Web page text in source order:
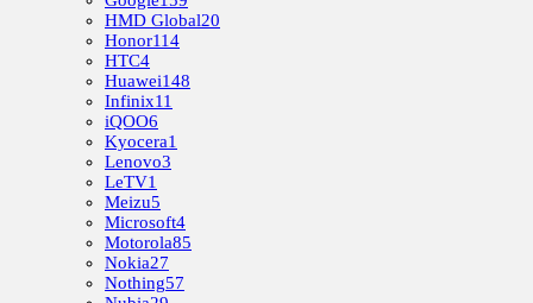
HMD Global20
Honor114
HTC4
Huawei148
Infinix11
iQOO6
Kyocera1
Lenovo3
LeTV1
Meizu5
Microsoft4
Motorola85
Nokia27
Nothing57